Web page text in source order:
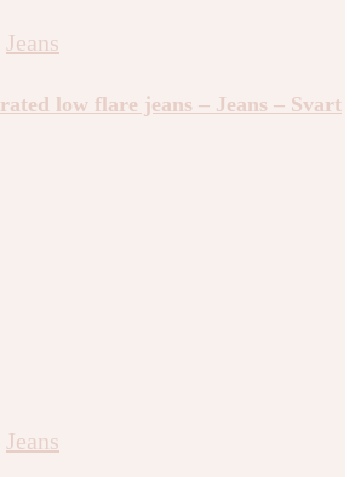
Jeans
low flare jeans – Jeans – Svart
Jeans